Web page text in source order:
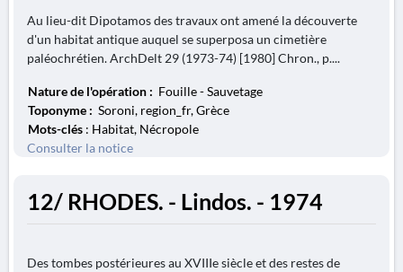
Au lieu-dit Dipotamos des travaux ont amené la découverte
d'un habitat antique auquel se superposa un cimetière
paléochrétien. ArchDelt 29 (1973-74) [1980] Chron., p....
Nature de l'opération : Fouille - Sauvetage
Toponyme : Soroni, region_fr, Grèce
Mots-clés : Habitat, Nécropole
Consulter la notice
12/ RHODES. - Lindos. - 1974
Des tombes postérieures au XVIIIe siècle et des restes de